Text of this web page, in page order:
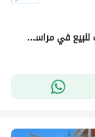
فيلا 5 غرف متشطبة تشطيبات فاخرة صف ثاني جولف للبيع في مراسي اعمار الساحل الشمالي